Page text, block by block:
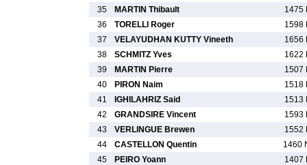
35
MARTIN Thibault
1475
36
TORELLI Roger
1598
37
VELAYUDHAN KUTTY Vineeth
1656
38
SCHMITZ Yves
1622
39
MARTIN Pierre
1507
40
PIRON Naim
1518
41
IGHILAHRIZ Said
1513
42
GRANDSIRE Vincent
1593
43
VERLINGUE Brewen
1552
44
CASTELLON Quentin
1460
45
PEIRO Yoann
1407